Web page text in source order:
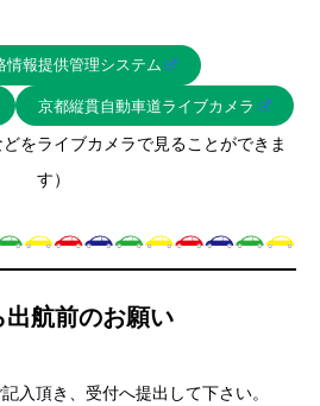
情報提供管理システム
京都縦貫自動車道ライブカメラ
どをライブカメラで見ることができま
す）
航前のお願い
入頂き、受付へ提出して下さい。